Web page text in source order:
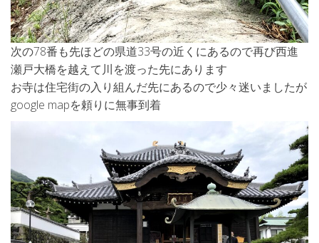
次の78番も先ほどの県道33号の近くにあるので再び西進
瀬戸大橋を越えて川を渡った先にあります
お寺は住宅街の入り組んだ先にあるので少々迷いましたが
google mapを頼りに無事到着